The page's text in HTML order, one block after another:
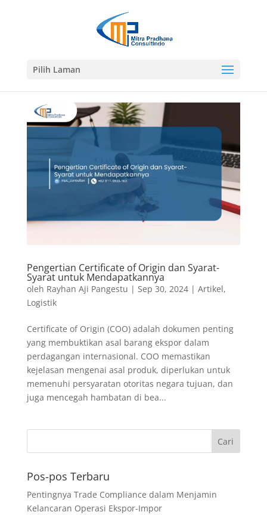
Pilih Laman
Pengertian Certificate of Origin dan Syarat-
Syarat untuk Mendapatkannya
oleh Rayhan Aji Pangestu | Sep 30, 2024| Artikel,
Logistik
Certificate of Origin (COO) adalah dokumen penting
yang membuktikan asal barang ekspor dalam
perdagangan internasional. COO memastikan
kejelasan mengenai asal produk, diperlukan untuk
memenuhi persyaratan otoritas negara tujuan, dan
juga mencegah hambatan di bea...
Pos-pos Terbaru
Pentingnya Trade Compliance dalam Menjamin
Kelancaran Operasi Ekspor-Impor